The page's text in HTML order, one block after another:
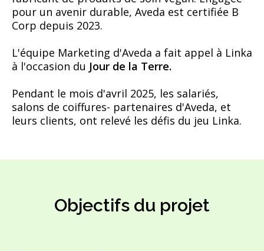
pour un avenir durable, Aveda est certifiée B
Corp depuis 2023.
L'équipe Marketing d'Aveda a fait appel à Linka
à l'occasion du Jour de la Terre.
Pendant le mois d'avril 2025, les salariés,
salons de coiffures- partenaires d'Aveda, et
leurs clients, ont relevé les défis du jeu Linka.
Objectifs du projet